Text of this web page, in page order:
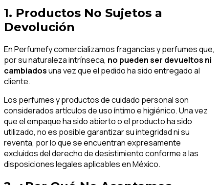
1. Productos No Sujetos a
Devolución
En Perfumefy comercializamos fragancias y perfumes que,
por su naturaleza intrínseca, no pueden ser devueltos ni
cambiadosuna vez que el pedido ha sido entregado al
cliente.
Los perfumes y productos de cuidado personal son
considerados artículos de uso íntimo e higiénico. Una vez
que el empaque ha sido abierto o el producto ha sido
utilizado, no es posible garantizar su integridad ni su
reventa, por lo que se encuentran expresamente
excluidos del derecho de desistimiento conforme a las
disposiciones legales aplicables en México.